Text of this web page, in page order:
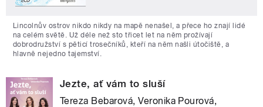
Lincolnův ostrov nikdo nikdy na mapě nenašel, a přece ho znají lidé
na celém světě. Už déle než sto třicet let na něm prožívají
dobrodružství s pěticí trosečníků, kteří na něm našli útočiště, a
hlavně nejedno tajemství.
Jezte, ať vám to sluší
Tereza Bebarová, Veronika Pourová,